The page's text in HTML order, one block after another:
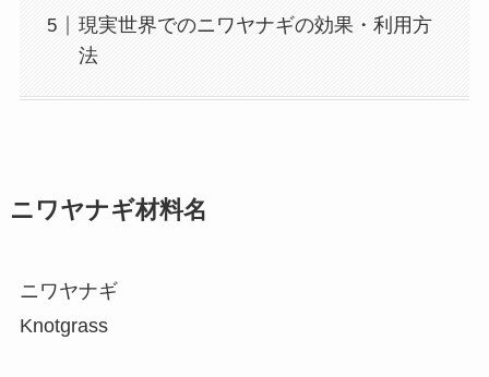
現実世界でのニワヤナギの効果・利用方
法
ニワヤナギ材料名
ニワヤナギ
Knotgrass